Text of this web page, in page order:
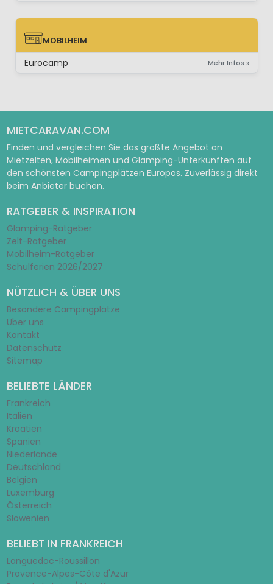
MOBILHEIM
MOBILHEIM
Eurocamp Mehr Infos »
MIETCARAVAN.COM
Finden und vergleichen Sie das größte Angebot an
Mietzelten, Mobilheimen und Glamping-Unterkünften auf
den schönsten Campingplätzen Europas. Zuverlässig direkt
beim Anbieter buchen.
RATGEBER & INSPIRATION
Glamping-Ratgeber
Zelt-Ratgeber
Mobilheim-Ratgeber
Schulferien 2026/2027
NÜTZLICH & ÜBER UNS
Besondere Campingplätze
Über uns
Kontakt
Datenschutz
Sitemap
BELIEBTE LÄNDER
Frankreich
Italien
Kroatien
Spanien
Niederlande
Deutschland
Belgien
Luxemburg
Österreich
Slowenien
BELIEBT IN FRANKREICH
Languedoc-Roussillon
Provence-Alpes-Côte d'Azur